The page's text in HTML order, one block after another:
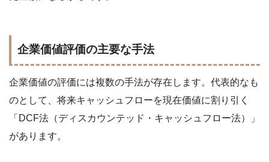
企業価値評価の主要な手法
企業価値の評価には複数の手法が存在します。代表的なも
のとして、将来キャッシュフローを現在価値に割り引く
「DCF法（ディスカウンテッド・キャッシュフロー法）」
があります。